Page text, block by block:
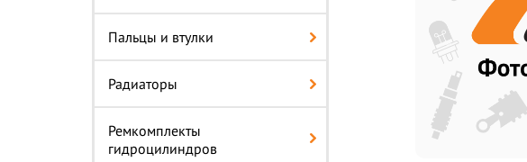
Пальцы и втулки
Радиаторы
Ремкомплекты
гидроцилиндров